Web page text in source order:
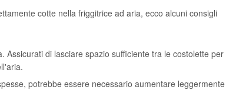
cotte nella friggitrice ad aria, ecco alcuni consigli
Assicurati di lasciare spazio sufficiente tra le costolette per
potrebbe essere necessario aumentare leggermente